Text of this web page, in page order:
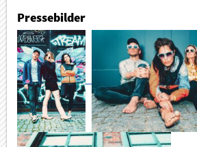
Pressebilder